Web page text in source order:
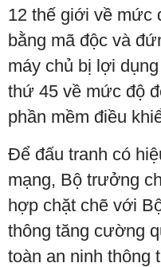
12 thế giới về mức
bằng mã độc và
máy chủ bị lợi
thứ 45 về mức độ
phần mềm điều
Để đấu tranh có
mạng, Bộ trưởng
hợp chặt chẽ với
thông tăng cường
toàn an ninh thông